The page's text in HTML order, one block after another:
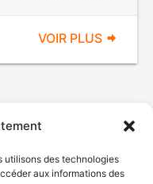
utilisons des technologies
aux informations des
VOIR PLUS